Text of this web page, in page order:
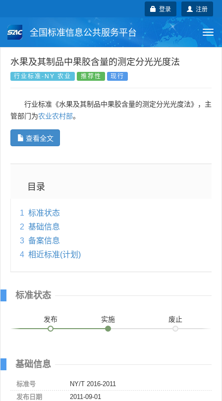
注册
登录
全国标准信息公共服务平台
国家标准 行业标准 地方标准
国外标准 技术委员会
水果及其制品中果胶含量的测定分光光度法
行业标准-NY 农业 推荐性 现行
行业标准《水果及其制品中果胶含量的测定分光光度法》，主
管部门为农业农村部。
查看全文
目录
1 标准状态
2 基础信息
3 备案信息
4 相近标准(计划)
标准状态
发布 实施 废止
基础信息
标准号
NY/T 2016-2011
发布日期
2011-09-01